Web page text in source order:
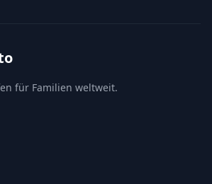
für Familien weltweit.